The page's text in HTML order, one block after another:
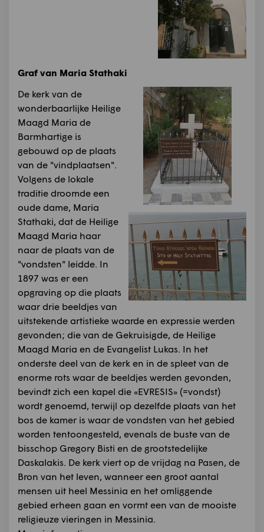
Graf van Maria Stathaki
De kerk van de
wonderbaarlijke Heilige
Maagd Maria de
Barmhartige is
gebouwd op de plaats
van de "vindplaatsen".
Volgens de lokale
traditie droomde een
oude dame, Maria
Stathaki, dat de Heilige
Maagd Maria haar
naar de plaats van de
"vondsten" leidde. In
1897 was er een
opgraving op die plaats
waar drie beeldjes van
uitstekende artistieke waarde en expressie werden
gevonden; die van de Gekruisigde, de Heilige
Maagd Maria en de Evangelist Lukas. In het
onderste deel van de kerk en in de spleet van de
enorme rots waar de beeldjes werden gevonden,
bevindt zich een kapel die «EVRESIS» (=vondst)
wordt genoemd, terwijl op dezelfde plaats van het
bos de kamer is waar de vondsten van het gebied
worden tentoongesteld, evenals de buste van de
bisschop Gregory Bisti en de grootstedelijke
Daskalakis. De kerk viert op de vrijdag na Pasen, de
Bron van het leven, wanneer een groot aantal
mensen uit heel Messinia en het omliggende
gebied erheen gaan en vormt een van de mooiste
religieuze vieringen in Messinia.